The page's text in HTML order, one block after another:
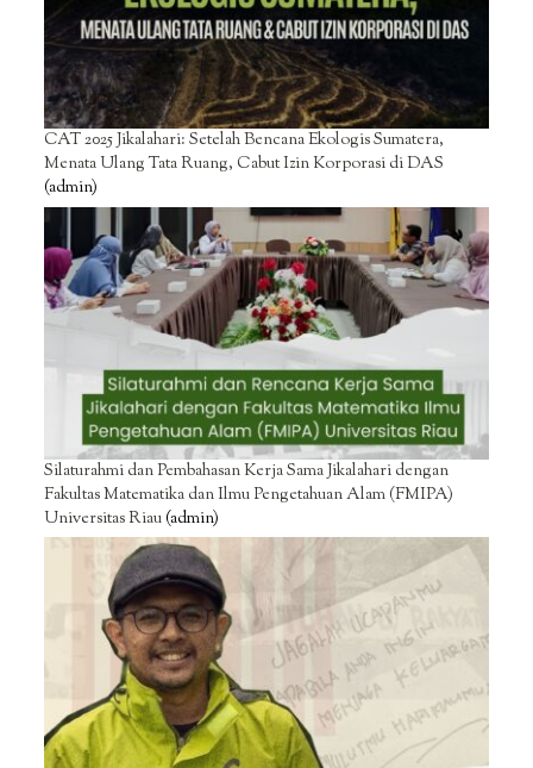
CAT 2025 Jikalahari: Setelah Bencana Ekologis Sumatera,
Menata Ulang Tata Ruang, Cabut Izin Korporasi di DAS
(admin)
Silaturahmi dan Pembahasan Kerja Sama Jikalahari dengan
Fakultas Matematika dan Ilmu Pengetahuan Alam (FMIPA)
Universitas Riau(admin)